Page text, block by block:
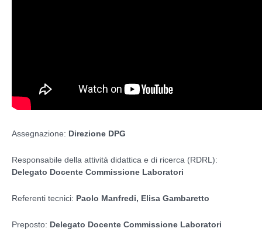
Assegnazione: Direzione DPG
Responsabile della attività didattica e di ricerca (RDRL):
Delegato Docente Commissione Laboratori
Referenti tecnici: Paolo Manfredi, Elisa Gambaretto
Preposto: Delegato Docente Commissione Laboratori